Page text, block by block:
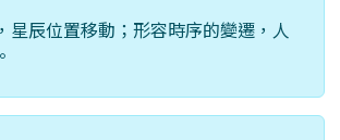
星辰位置移動；形容時序的變遷，人